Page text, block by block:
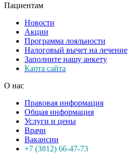
Пациентам
Новости
Акции
Программа лояльности
Налоговый вычет на лечение
Заполните нашу анкету
Карта сайта
О нас
Правовая информация
Общая информация
Услуги и цены
Врачи
Вакансии
+7 (3812) 66-47-73